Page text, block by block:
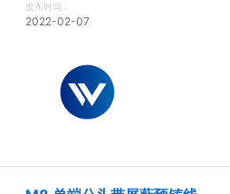
发布时间：
2022-02-07